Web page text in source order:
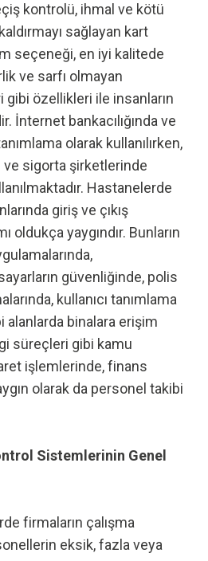
kontrolü, ihmal ve kötü
sağlayan kart
seçeneği, en iyi kalitede
ve sarfı olmayan
özellikleri ile insanların
İnternet bankacılığında ve
olarak kullanılırken,
ve sigorta şirketlerinde
Hastanelerde
giriş ve çıkış
oldukça yaygındır. Bunların
güvenliğinde, polis
kullanıcı tanımlama
alanlarda binalara erişim
süreçleri gibi kamu
işlemlerinde, finans
olarak da personel takibi
Sistemlerinin Genel
firmaların çalışma
eksik, fazla veya